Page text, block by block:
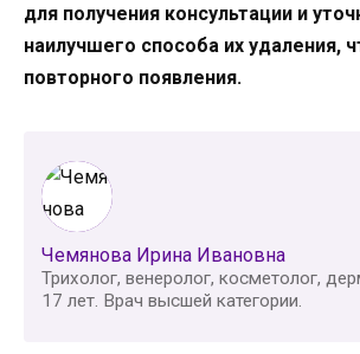
для получения консультации и
наилучшего способа их удаления,
повторного появления.
Чемянова Ирина Ивановна
Трихолог, венеролог, косметолог,
17 лет. Врач высшей категории.